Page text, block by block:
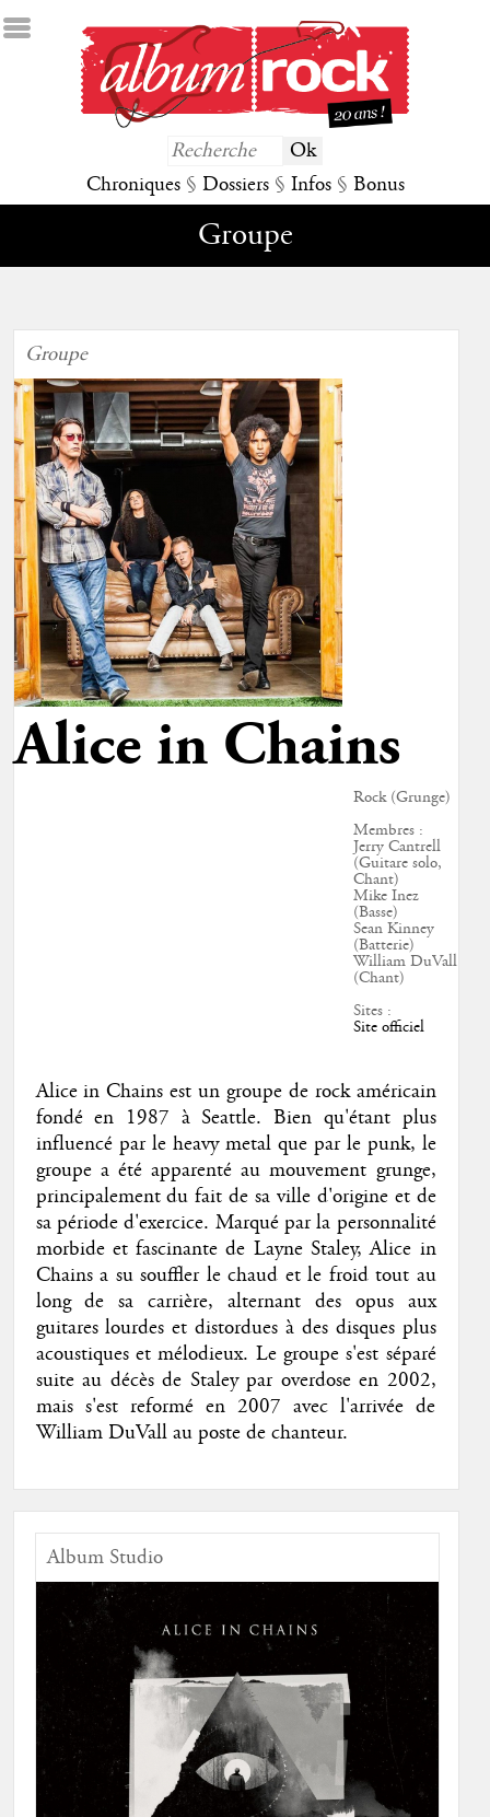
Chroniques § Dossiers § Infos § Bonus
Groupe
Groupe
Alice in Chains
Rock (Grunge)
Membres :
Jerry Cantrell
(Guitare solo,
Chant)
Mike Inez
(Basse)
Sean Kinney
(Batterie)
William DuVall
(Chant)
Sites :
Site officiel
Alice in Chains est un groupe de rock américain
fondé en 1987 à Seattle. Bien qu'étant plus
influencé par le heavy metal que par le punk, le
groupe a été apparenté au mouvement grunge,
principalement du fait de sa ville d'origine et de
sa période d'exercice. Marqué par la personnalité
morbide et fascinante de Layne Staley, Alice in
Chains a su souffler le chaud et le froid tout au
long de sa carrière, alternant des opus aux
guitares lourdes et distordues à des disques plus
acoustiques et mélodieux. Le groupe s'est séparé
suite au décès de Staley par overdose en 2002,
mais s'est reformé en 2007 avec l'arrivée de
William DuVall au poste de chanteur.
Album Studio